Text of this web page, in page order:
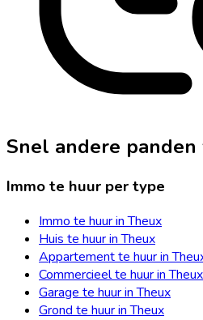
Snel andere panden
Immo te huur per type
Immo te huur in Theux
Huis te huur in Theux
Appartement te huur in
Commercieel te huur in Theux
Garage te huur in Theux
Grond te huur in Theux